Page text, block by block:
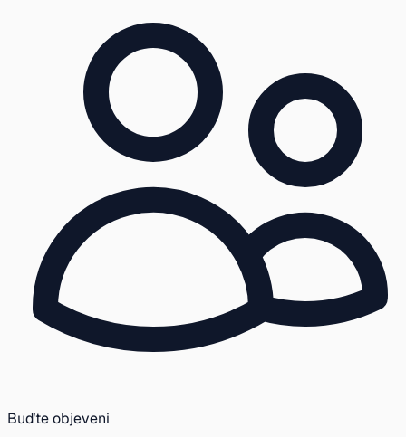
Buďte objeveni